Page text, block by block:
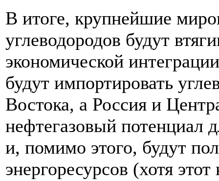
В итоге, крупнейшие
углеводородов будут
экономической
будут импортировать
Востока, а Россия и
нефтегазовый потенциал
и, помимо этого, будут
энергоресурсов (хотя